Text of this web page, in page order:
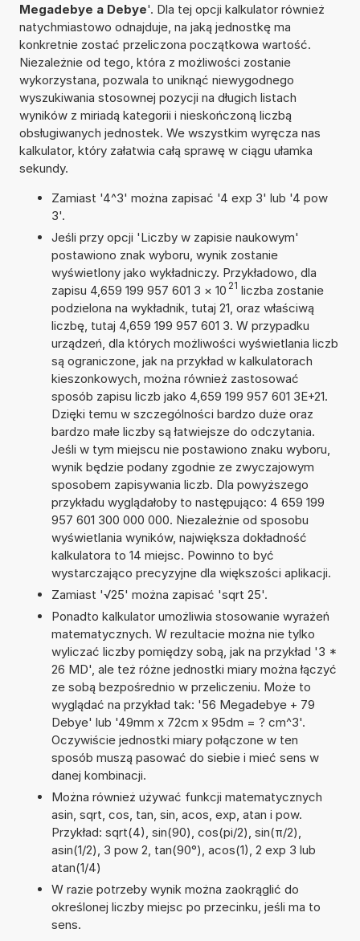
Megadebye a Debye'. Dla tej opcji kalkulator również
natychmiastowo odnajduje, na jaką jednostkę ma
konkretnie zostać przeliczona początkowa wartość.
Niezależnie od tego, która z możliwości zostanie
wykorzystana, pozwala to uniknąć niewygodnego
wyszukiwania stosownej pozycji na długich listach
wyników z miriadą kategorii i nieskończoną liczbą
obsługiwanych jednostek. We wszystkim wyręcza nas
kalkulator, który załatwia całą sprawę w ciągu ułamka
sekundy.
Zamiast '4^3' można zapisać '4 exp 3' lub '4 pow
3'.
Jeśli przy opcji 'Liczby w zapisie naukowym'
postawiono znak wyboru, wynik zostanie
wyświetlony jako wykładniczy. Przykładowo, dla
zapisu 4,659 199 957 601 3 × 10 21 liczba zostanie
podzielona na wykładnik, tutaj 21, oraz właściwą
liczbę, tutaj 4,659 199 957 601 3. W przypadku
urządzeń, dla których możliwości wyświetlania liczb
są ograniczone, jak na przykład w kalkulatorach
kieszonkowych, można również zastosować
sposób zapisu liczb jako 4,659 199 957 601 3E+21.
Dzięki temu w szczególności bardzo duże oraz
bardzo małe liczby są łatwiejsze do odczytania.
Jeśli w tym miejscu nie postawiono znaku wyboru,
wynik będzie podany zgodnie ze zwyczajowym
sposobem zapisywania liczb. Dla powyższego
przykładu wyglądałoby to następująco: 4 659 199
957 601 300 000 000. Niezależnie od sposobu
wyświetlania wyników, największa dokładność
kalkulatora to 14 miejsc. Powinno to być
wystarczająco precyzyjne dla większości aplikacji.
Zamiast '√25' można zapisać 'sqrt 25'.
Ponadto kalkulator umożliwia stosowanie wyrażeń
matematycznych. W rezultacie można nie tylko
wyliczać liczby pomiędzy sobą, jak na przykład '3 *
26 MD', ale też różne jednostki miary można łączyć
ze sobą bezpośrednio w przeliczeniu. Może to
wyglądać na przykład tak: '56 Megadebye + 79
Debye' lub '49mm x 72cm x 95dm = ? cm^3'.
Oczywiście jednostki miary połączone w ten
sposób muszą pasować do siebie i mieć sens w
danej kombinacji.
Można również używać funkcji matematycznych
asin, sqrt, cos, tan, sin, acos, exp, atan i pow.
Przykład: sqrt(4), sin(90), cos(pi/2), sin(π/2),
asin(1/2), 3 pow 2, tan(90°), acos(1), 2 exp 3 lub
atan(1/4)
W razie potrzeby wynik można zaokrąglić do
określonej liczby miejsc po przecinku, jeśli ma to
sens.